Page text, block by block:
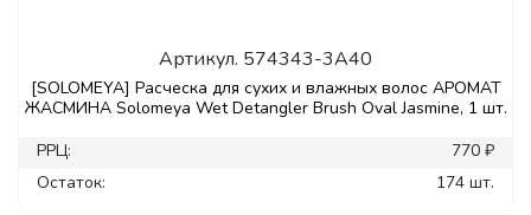
Артикул. 574343-3A40
[SOLOMEYA] Расческа для сухих и влажных волос АРОМАТ
ЖАСМИНА Solomeya Wet Detangler Brush Oval Jasmine, 1 шт.
РРЦ:
770 ₽
Остаток:
174 шт.